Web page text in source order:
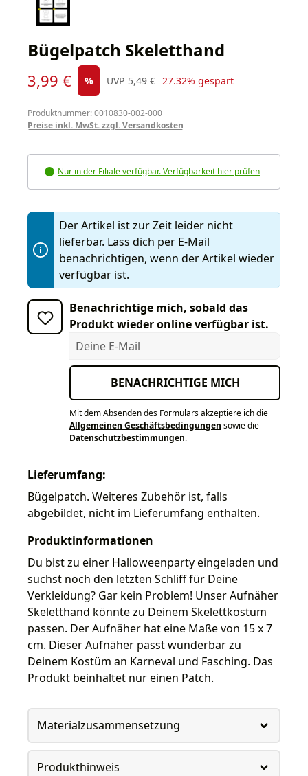
Bügelpatch Skeletthand
Verkaufspreis:
3,99 € % UVP
Regulärer Preis:
5,49 € 27.32% gespart
Produktnummer: 0010830-002-000
Preise inkl. MwSt. zzgl. Versandkosten
Nur in der Filiale verfügbar. Verfügbarkeit hier prüfen
Der Artikel ist zur Zeit leider nicht
lieferbar. Lass dich per E-Mail
benachrichtigen, wenn der Artikel wieder
verfügbar ist.
Benachrichtige mich, sobald das
Produkt wieder online verfügbar ist.
Deine E-Mail
BENACHRICHTIGE MICH
Mit dem Absenden des Formulars akzeptiere ich die
Allgemeinen Geschäftsbedingungen sowie die
Datenschutzbestimmungen.
Lieferumfang:
Bügelpatch. Weiteres Zubehör ist, falls
abgebildet, nicht im Lieferumfang enthalten.
Produktinformationen
Du bist zu einer Halloweenparty eingeladen und
suchst noch den letzten Schliff für Deine
Verkleidung? Gar kein Problem! Unser Aufnäher
Skeletthand könnte zu Deinem Skelettkostüm
passen. Der Aufnäher hat eine Maße von 15 x 7
cm. Dieser Aufnäher passt wunderbar zu
Deinem Kostüm an Karneval und Fasching. Das
Produkt beinhaltet nur einen Patch.
Materialzusammensetzung
Produkthinweis